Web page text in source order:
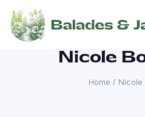
Nicole
Home / Nicole